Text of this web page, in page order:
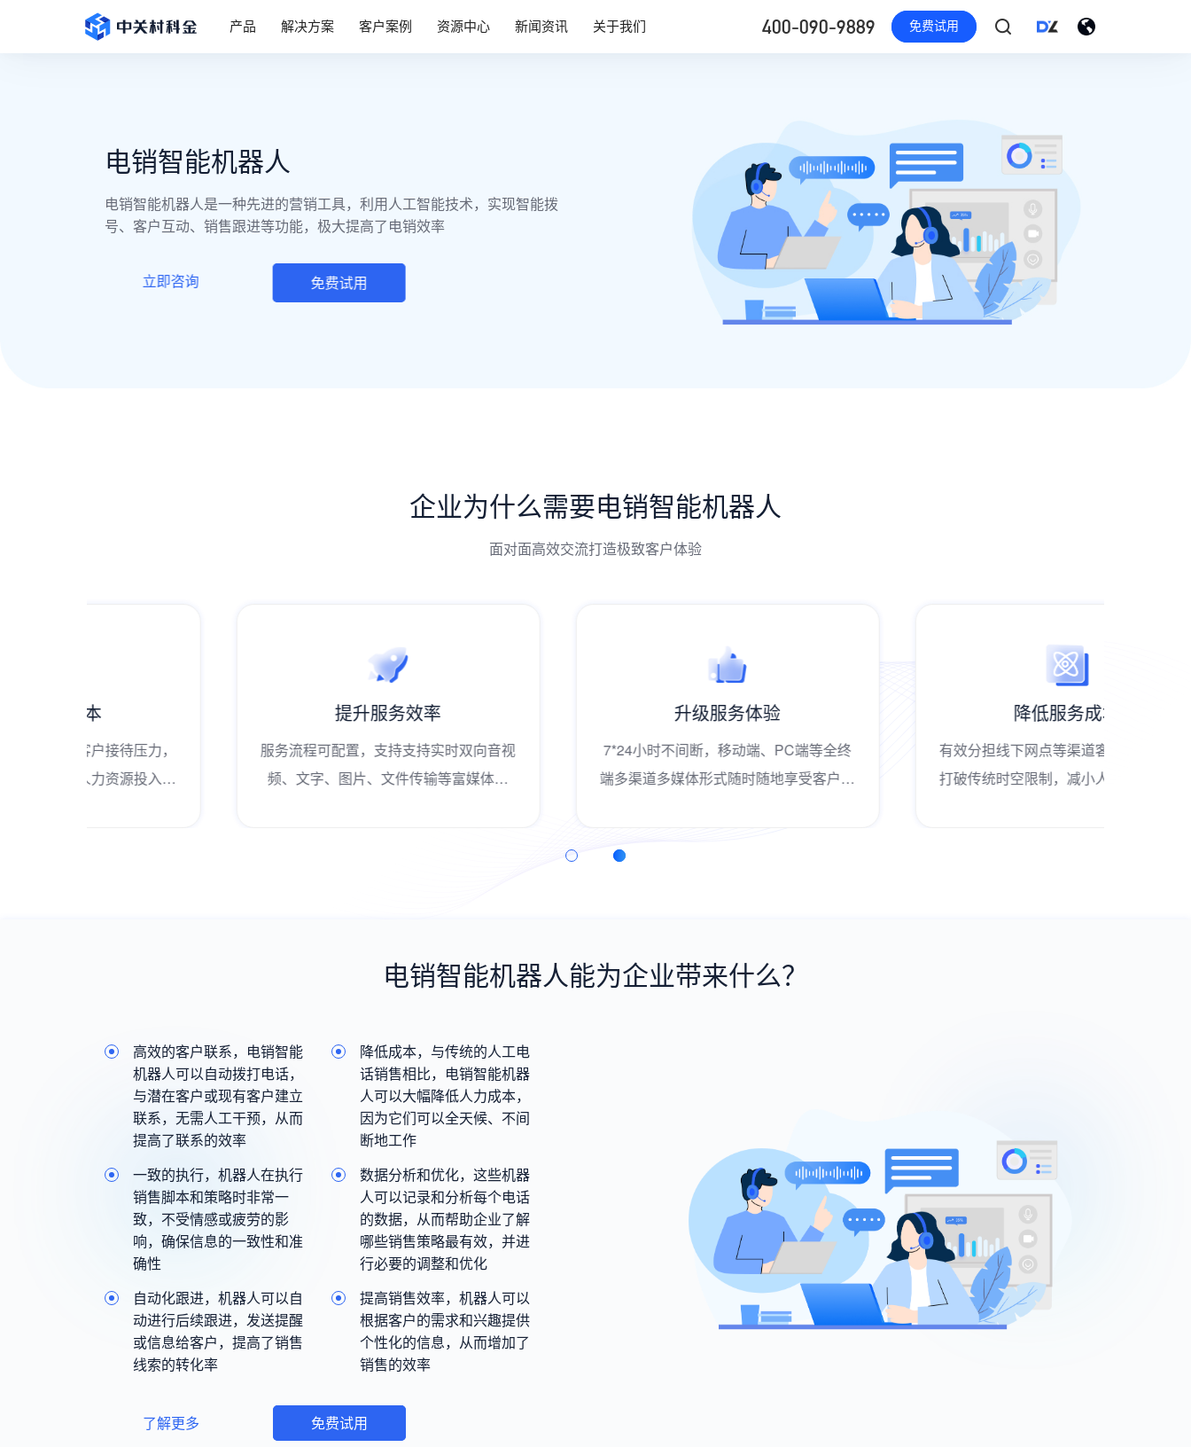
产品 解决方案 客户案例 资源中心 新闻资讯 关于我们 400-090-9889 免费试用
电销智能机器人
电销智能机器人是一种先进的营销工具，利用人工智能技术，实现智能拨
号、客户互动、销售跟进等功能，极大提高了电销效率
立即咨询 免费试用
企业为什么需要电销智能机器人
面对面高效交流打造极致客户体验
服务流程可配置，支持支持实时双向音视
频、文字、图片、文件传输等富媒体功
7*24小时不间断，移动端、PC端等全终
端多渠道多媒体形式随时随地享受客户服
有效分担线下网点等渠道客户接待压力，
打破传统时空限制，减小人力资源投入，
电销智能机器人能为企业带来什么？
高效的客户联系，电销智能
机器人可以自动拨打电话，
与潜在客户或现有客户建立
联系，无需人工干预，从而
提高了联系的效率
降低成本，与传统的人工电
话销售相比，电销智能机器
人可以大幅降低人力成本，
因为它们可以全天候、不间
断地工作
一致的执行，机器人在执行
销售脚本和策略时非常一
致，不受情感或疲劳的影
响，确保信息的一致性和准
确性
数据分析和优化，这些机器
人可以记录和分析每个电话
的数据，从而帮助企业了解
哪些销售策略最有效，并进
行必要的调整和优化
自动化跟进，机器人可以自
动进行后续跟进，发送提醒
或信息给客户，提高了销售
线索的转化率
提高销售效率，机器人可以
根据客户的需求和兴趣提供
个性化的信息，从而增加了
销售的效率
了解更多 免费试用